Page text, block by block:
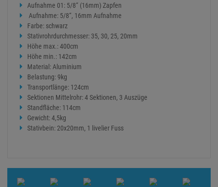
Aufnahme 01: 5/8“ (16mm) Zapfen
Aufnahme: 5/8“, 16mm Aufnahme
Farbe: schwarz
Stativrohrdurchmesser: 35, 30, 25, 20mm
Höhe max.: 400cm
Höhe min.: 142cm
Material: Aluminium
Belastung: 9kg
Transportlänge: 124cm
Sektionen Mittelrohr: 4 Sektionen, 3 Auszüge
Standfläche: 114cm
Gewicht: 4,5kg
Stativbein: 20x20mm, 1 livelier Fuss